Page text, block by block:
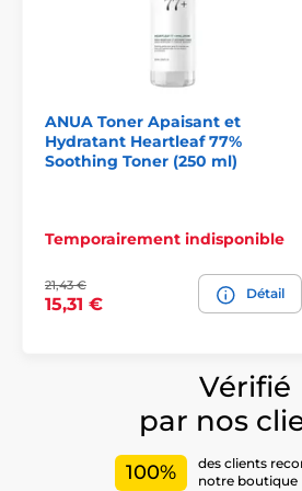
ANUA Toner Apaisant et
Hydratant Heartleaf 77%
Soothing Toner (250 ml)
Temporairement indisponible
21,43 €
15,31 €
Détail
Vérifié
par nos
100%
des clients
notre boutique